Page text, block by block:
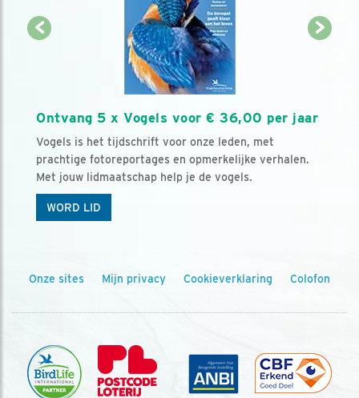
Ontvang 5 x Vogels voor € 36,00 per jaar
Vogels is het tijdschrift voor onze leden, met
prachtige fotoreportages en opmerkelijke verhalen.
Met jouw lidmaatschap help je de vogels.
WORD LID
Onze sites Mijn privacy Cookieverklaring Colofon